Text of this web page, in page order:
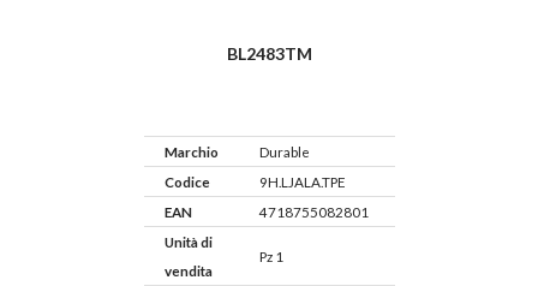
BL2483TM
Marchio
Durable
Codice
9H.LJALA.TPE
EAN
4718755082801
Unità di
vendita
Pz 1